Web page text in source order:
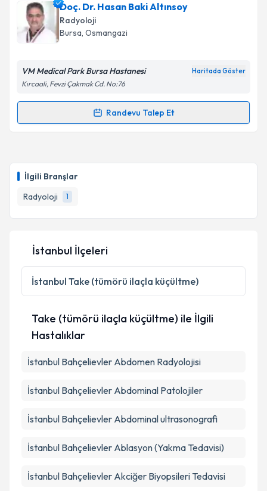
İlgili Branşlar
Radyoloji
1
Doç. Dr. Hasan Baki Altınsoy
Radyoloji
Bursa, Osmangazi
VM Medical Park Bursa Hastanesi Haritada Göster
Kırcaali, Fevzi Çakmak Cd. No:76
Randevu Talep Et
Randevu Takvimi Talebi
için bir takvim hazırlandığında e-posta ile
bilgilendireceğiz.
E-posta Adresiniz
Kişisel verilerimin işlenmesine ilişkin
Aydınlatma
Metni'ni okudum ve kişisel verilerimin belirtilen
İstanbul İlçeleri
İstanbul Take (tümörü ilaçla küçültme)
Take (tümörü ilaçla küçültme) ile İlgili
Hastalıklar
İstanbul Bahçelievler Abdomen Radyolojisi
İstanbul Bahçelievler Abdominal Patolojiler
İstanbul Bahçelievler Abdominal ultrasonografi
İstanbul Bahçelievler Ablasyon (Yakma Tedavisi)
İstanbul Bahçelievler Akciğer Biyopsileri Tedavisi